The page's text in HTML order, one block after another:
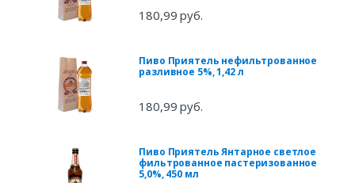
180,99 руб.
Пиво Приятель нефильтрованное
разливное 5%, 1,42 л
180,99 руб.
Пиво Приятель Янтарное светлое
фильтрованное пастеризованное
5,0%, 450 мл